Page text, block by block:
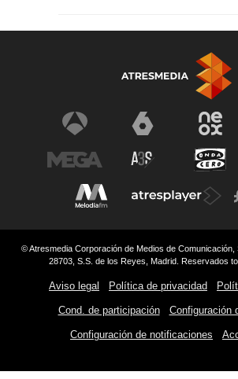
© Atresmedia Corporación de Medios de Comunicación,
28703, S.S. de los Reyes, Madrid. Reservados
Aviso legal Política de privacidad
Cond. de participación Configuración
Configuración de notificaciones